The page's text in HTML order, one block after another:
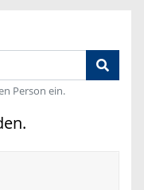
Person ein.